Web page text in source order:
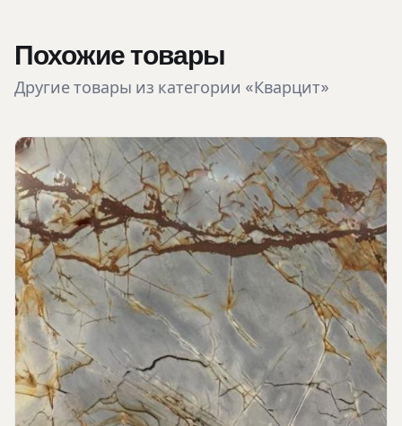
Похожие товары
Другие товары из категории «Кварцит»